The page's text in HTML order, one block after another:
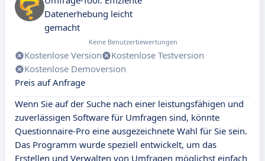
Datenerhebung leicht
gemacht
Keine Benutzerbewertungen
Kostenlose Version
Kostenlose Testversion
Kostenlose Demoversion
Preis auf Anfrage
Wenn Sie auf der Suche nach einer leistungsfähigen und
zuverlässigen Software für Umfragen sind, könnte
Questionnaire-Pro eine ausgezeichnete Wahl für Sie sein.
Das Programm wurde speziell entwickelt, um das
Erstellen und Verwalten von Umfragen möglichst einfach